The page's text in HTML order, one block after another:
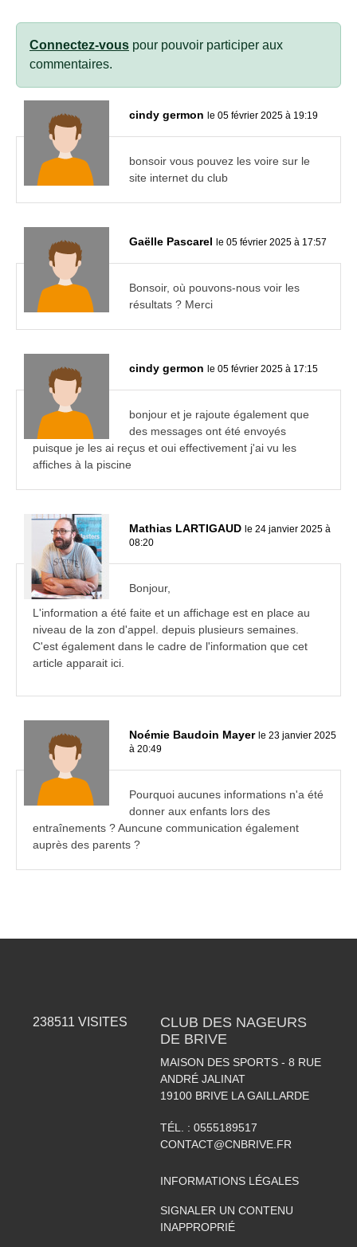
Connectez-vous pour pouvoir participer aux
commentaires.
cindy germon le 05 février 2025 à 19:19
bonsoir vous pouvez les voire sur le
site internet du club
Gaëlle Pascarel le 05 février 2025 à 17:57
Bonsoir, où pouvons-nous voir les
résultats ? Merci
cindy germon le 05 février 2025 à 17:15
bonjour et je rajoute également que
des messages ont été envoyés
puisque je les ai reçus et oui effectivement j'ai vu les
affiches à la piscine
Mathias LARTIGAUD le 24 janvier 2025 à
08:20
Bonjour,
L'information a été faite et un affichage est en place au
niveau de la zon d'appel. depuis plusieurs semaines.
C'est également dans le cadre de l'information que cet
article apparait ici.
Noémie Baudoin Mayer le 23 janvier 2025
à 20:49
Pourquoi aucunes informations n'a été
donner aux enfants lors des
entraînements ? Auncune communication également
auprès des parents ?
238511 VISITES
CLUB DES NAGEURS
DE BRIVE
MAISON DES SPORTS - 8 RUE
ANDRÉ JALINAT
19100 BRIVE LA GAILLARDE
TÉL. : 0555189517
CONTACT@CNBRIVE.FR
INFORMATIONS LÉGALES
SIGNALER UN CONTENU
INAPPROPRIÉ